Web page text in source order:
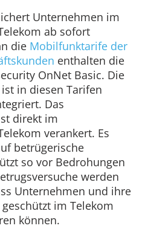
Unternehmen im
ab sofort
die Mobilfunktarife der
enthalten die
OnNet Basic. Die
in diesen Tarifen
Das
direkt im
verankert. Es
betrügerische
so vor Bedrohungen
werden
Unternehmen und ihre
im Telekom
können.